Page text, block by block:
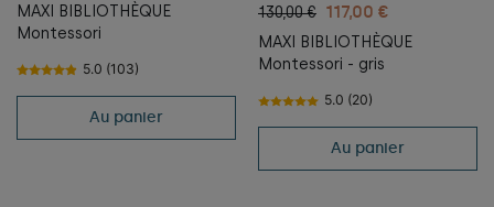
MAXI BIBLIOTHÈQUE
Montessori
5.0 (103)
Au panier
130,00 € 117,00 €
MAXI BIBLIOTHÈQUE
Montessori - gris
5.0 (20)
Au panier